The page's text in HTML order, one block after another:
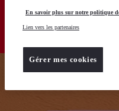
En savoir plus sur notre politique
Lien vers les partenaires
Gérer mes cookies